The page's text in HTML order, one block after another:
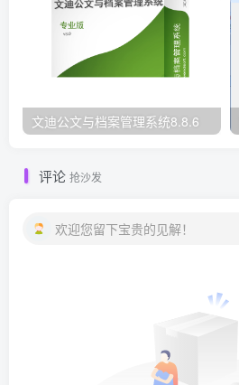
文迪公文与档案管理系统8.8.6
评论 抢沙发
欢迎您留下宝贵的见解！